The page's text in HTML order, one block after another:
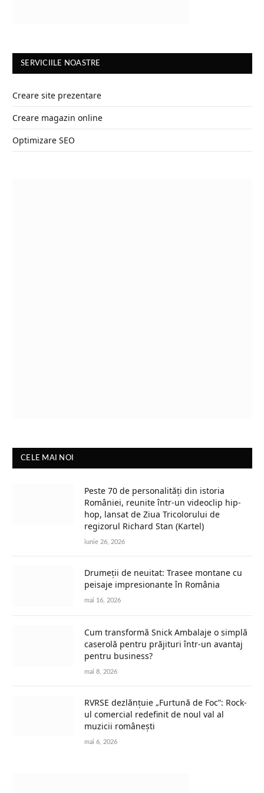
SERVICIILE NOASTRE
Creare site prezentare
Creare magazin online
Optimizare SEO
CELE MAI NOI
Peste 70 de personalități din istoria
României, reunite într-un videoclip hip-
hop, lansat de Ziua Tricolorului de
regizorul Richard Stan (Kartel)
iunie 26, 2026
Drumeții de neuitat: Trasee montane cu
peisaje impresionante în România
mai 16, 2026
Cum transformă Snick Ambalaje o simplă
caserolă pentru prăjituri într-un avantaj
pentru business?
mai 8, 2026
RVRSE dezlănțuie „Furtună de Foc”: Rock-
ul comercial redefinit de noul val al
muzicii românești
mai 6, 2026